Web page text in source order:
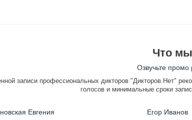
Что
Озвучьте промо
записи профессиональных дикторов "Дикторов.Нет"
голосов и минимальные сроки
Евгения Егор Иванов